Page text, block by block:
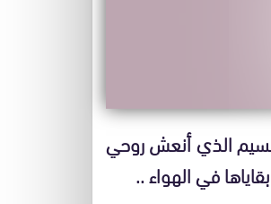
الذي أنعش روحي
في الهواء ..